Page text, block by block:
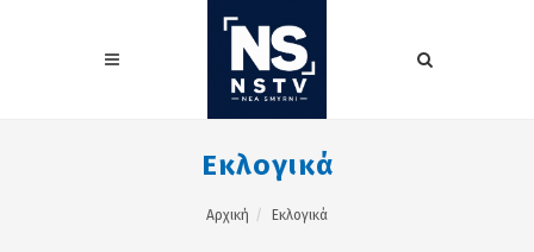
Εκλογικά
Αρχική Εκλογικά